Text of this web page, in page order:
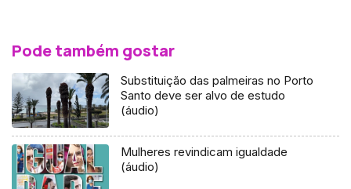
Pode também gostar
Substituição das palmeiras no Porto
Santo deve ser alvo de estudo
(áudio)
Mulheres revindicam igualdade
(áudio)